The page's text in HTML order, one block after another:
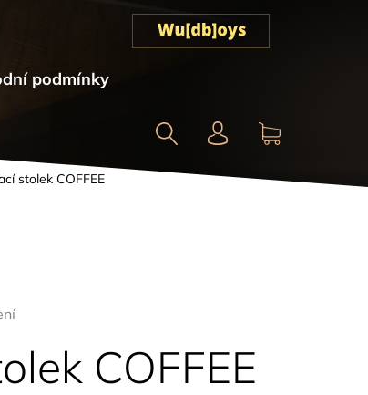
podmínky
stolek COFFEE
COFFEE